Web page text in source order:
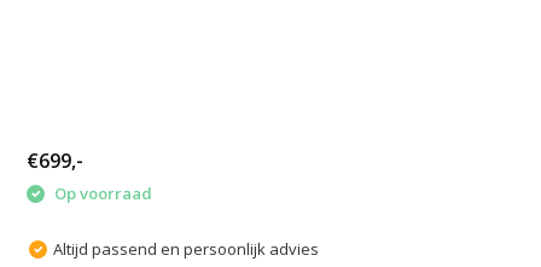
€699,-
Op voorraad
Altijd passend en persoonlijk advies